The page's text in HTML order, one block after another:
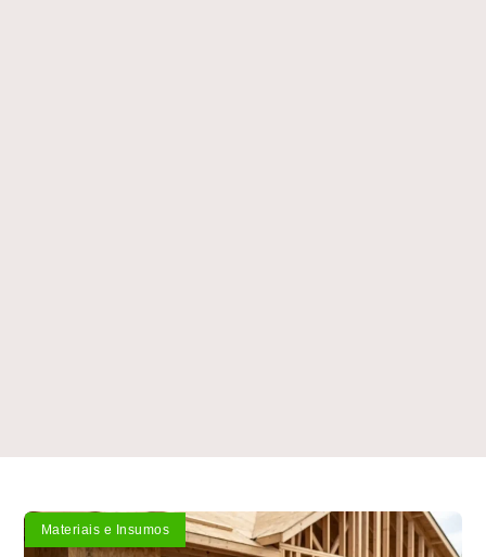
Materiais e Insumos